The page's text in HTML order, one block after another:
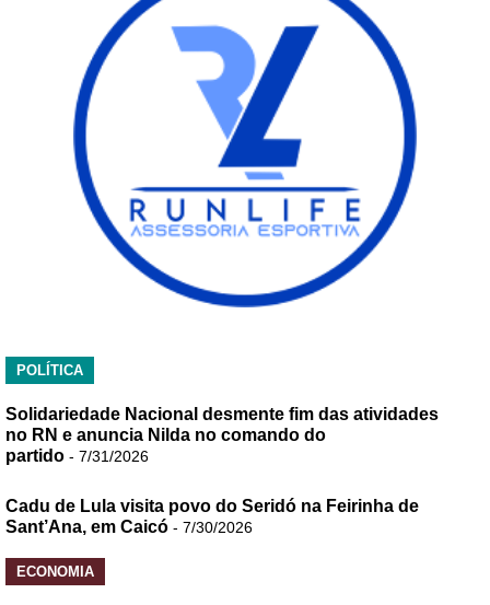
POLÍTICA
Solidariedade Nacional desmente fim das atividades
no RN e anuncia Nilda no comando do
partido - 7/31/2026
Cadu de Lula visita povo do Seridó na Feirinha de
Sant’Ana, em Caicó - 7/30/2026
ECONOMIA